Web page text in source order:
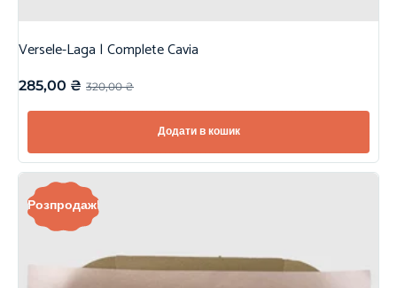
Versele-Laga | Complete Cavia
320,00₴
285,00 ₴
Додати в кошик
Розпродаж!